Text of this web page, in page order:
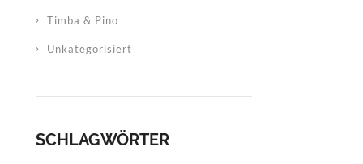
Timba & Pino
Unkategorisiert
SCHLAGWÖRTER